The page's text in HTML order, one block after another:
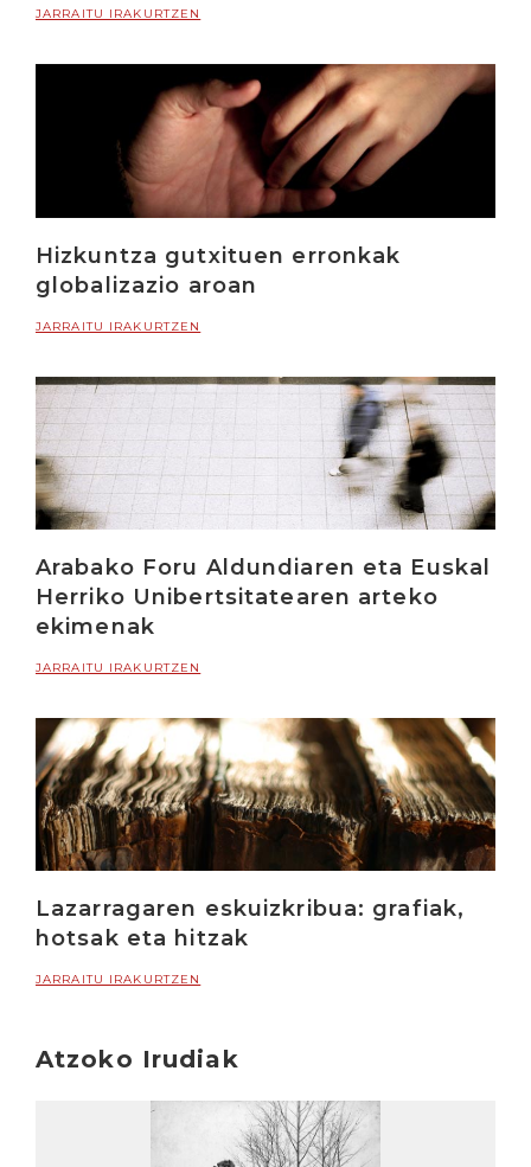
JARRAITU IRAKURTZEN
Hizkuntza gutxituen erronkak
globalizazio aroan
JARRAITU IRAKURTZEN
Arabako Foru Aldundiaren eta Euskal
Herriko Unibertsitatearen arteko
ekimenak
JARRAITU IRAKURTZEN
Lazarragaren eskuizkribua: grafiak,
hotsak eta hitzak
JARRAITU IRAKURTZEN
Atzoko Irudiak